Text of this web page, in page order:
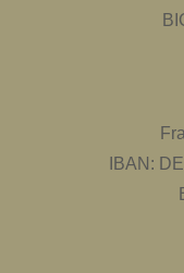
IBAN: